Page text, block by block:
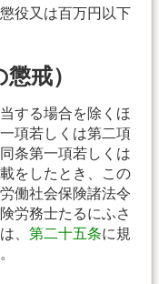
懲役又は百万円以下
戒）
する場合を除くほ
項若しくは第二項
条第一項若しくは
をしたとき、この
働社会保険諸法令
労務士たるにふさ
、 第二十五条に規